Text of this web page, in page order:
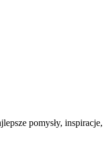
pomysły, inspiracje,